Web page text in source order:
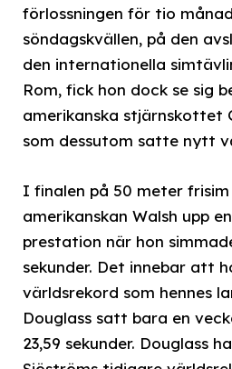
förlossningen för tio
söndagskvällen, på den
den internationella
Rom, fick hon dock se sig
amerikanska stjärnskottet
som dessutom satte nytt
I finalen på 50 meter
amerikanskan Walsh upp
prestation när hon
sekunder. Det innebar att
världsrekord som hennes
Douglass satt bara en
23,59 sekunder. Douglass